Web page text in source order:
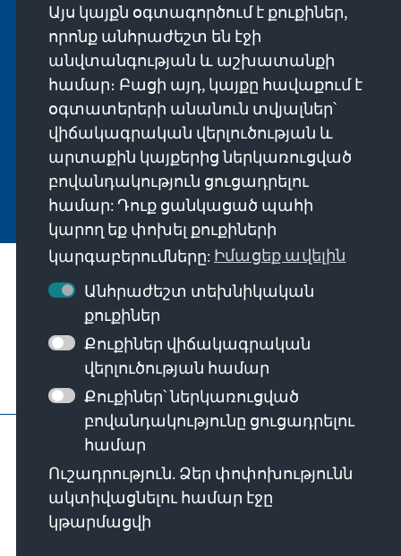
Erhalten Sie exklusive Einblicke in die neuesten
Publikationen, spannende Veranstaltungen und
Projekte direkt von unserer Vorsitzenden
Annegret Kramp-Karrenbauer. Abonnieren Sie
jetzt unseren Newsletter und bleiben Sie immer
auf dem Laufenden.
Jetzt abonnieren
Մեր առաքելությունը
Կապի միջոցներ
Հիմնադրամի այլ առաջարկներ
Կապ կենտրոնական գրասենյակի հետ
Գաղտնիության քաղաքականություն
Օգտագործման պայմաններ
Erklärung zur Barrierefreiheit
Barriere melden
Կայքի քարտեզ
Այս կայքն օգտագործում է քուքիներ,
որոնք անհրաժեշտ են էջի
անվտանգության և աշխատանքի
համար։ Բացի այդ, կայքը հավաքում է
օգտատերերի անանուն տվյալներ՝
վիճակագրական վերլուծության և
արտաքին կայքերից ներկառուցված
բովանդակություն ցուցադրելու
համար: Դուք ցանկացած պահի
կարող եք փոխել քուքիների
կարգաբերումները: Իմացեք ավելին
Անհրաժեշտ տեխնիկական
քուքիներ
Քուքիներ վիճակագրական
վերլուծության համար
Քուքիներ՝ ներկառուցված
բովանդակությունը ցուցադրելու
համար
Ուշադրություն. Ձեր փոփոխությունն
ակտիվացնելու համար էջը
կթարմացվի